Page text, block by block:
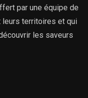
par une équipe de
territoires et qui
les saveurs